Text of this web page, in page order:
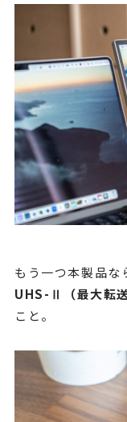
もう一つ本製品な
UHS-Ⅱ（最大転
こと。